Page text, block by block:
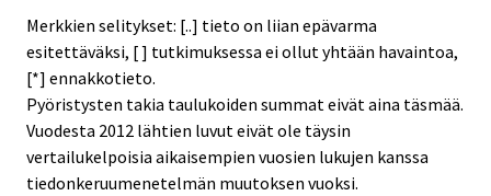
Merkkien selitykset: [..] tieto on liian epävarma
esitettäväksi, [ ] tutkimuksessa ei ollut yhtään havaintoa,
[*] ennakkotieto.
Pyöristysten takia taulukoiden summat eivät aina täsmää.
Vuodesta 2012 lähtien luvut eivät ole täysin
vertailukelpoisia aikaisempien vuosien lukujen kanssa
tiedonkeruumenetelmän muutoksen vuoksi.